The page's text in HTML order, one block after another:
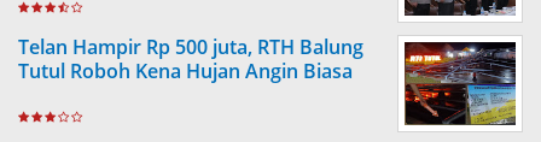
Telan Hampir Rp 500 juta, RTH Balung
Tutul Roboh Kena Hujan Angin Biasa